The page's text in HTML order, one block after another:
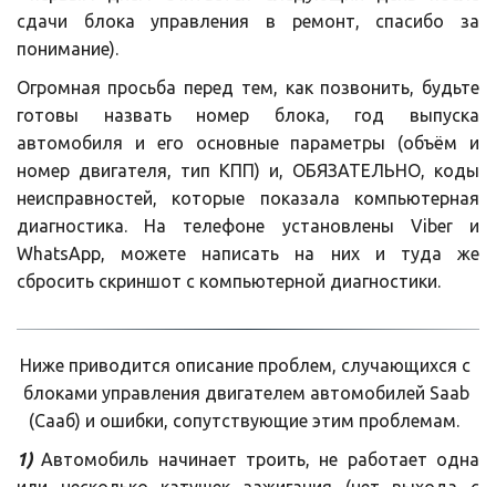
сдачи блока управления в ремонт, спасибо за
понимание).
Огромная просьба перед тем, как позвонить, будьте
готовы назвать номер блока, год выпуска
автомобиля и его основные параметры (объём и
номер двигателя, тип КПП) и, ОБЯЗАТЕЛЬНО, коды
неисправностей, которые показала компьютерная
диагностика. На телефоне установлены Viber и
WhatsApp, можете написать на них и туда же
сбросить скриншот с компьютерной диагностики.
Ниже приводится описание проблем, случающихся с
блоками управления двигателем автомобилей Saab
(Сааб) и ошибки, сопутствующие этим проблемам.
1)Автомобиль начинает троить, не работает одна